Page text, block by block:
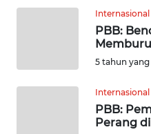
Internasional
PBB:
5 tahun yang
Internasional
PBB:
Perang
JATENG